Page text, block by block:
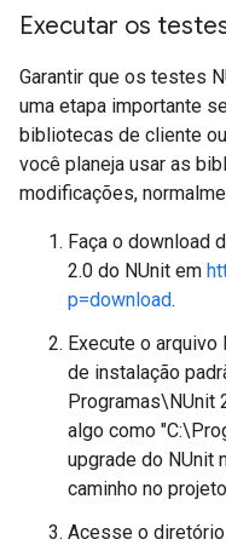
Executar os
Garantir que os testes
uma etapa importante
bibliotecas de cliente
você planeja usar as
modificações,
Faça o download
2.0 do NUnit em
p=download.
Execute o arquivo
de instalação
Programas\NUnit
algo como
upgrade do NUnit
caminho no
Acesse o diretório